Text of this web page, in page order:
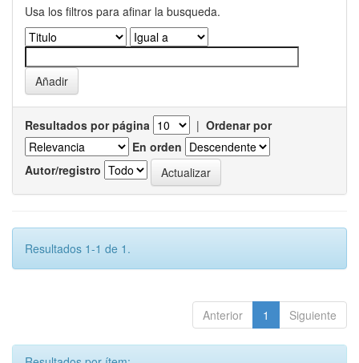
Usa los filtros para afinar la busqueda.
Resultados por página | Ordenar por
En orden
Autor/registro
Resultados 1-1 de 1.
Anterior 1 Siguiente